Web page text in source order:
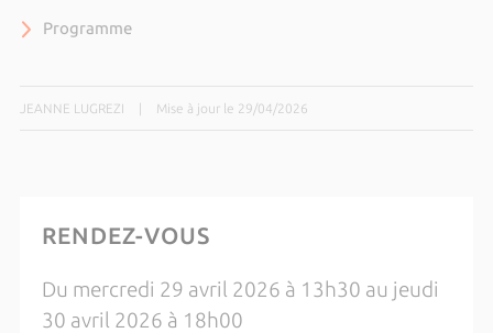
Programme
JEANNE LUGREZI Mise à jour le 29/04/2026
RENDEZ-VOUS
Du mercredi 29 avril 2026 à 13h30 au jeudi
30 avril 2026 à 18h00